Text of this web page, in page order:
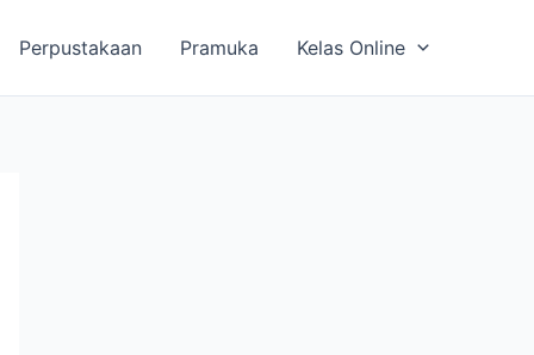
Perpustakaan Pramuka Kelas Online